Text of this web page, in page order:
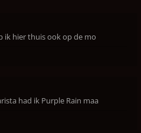
ik hier thuis ook op de mo
had ik Purple Rain maa